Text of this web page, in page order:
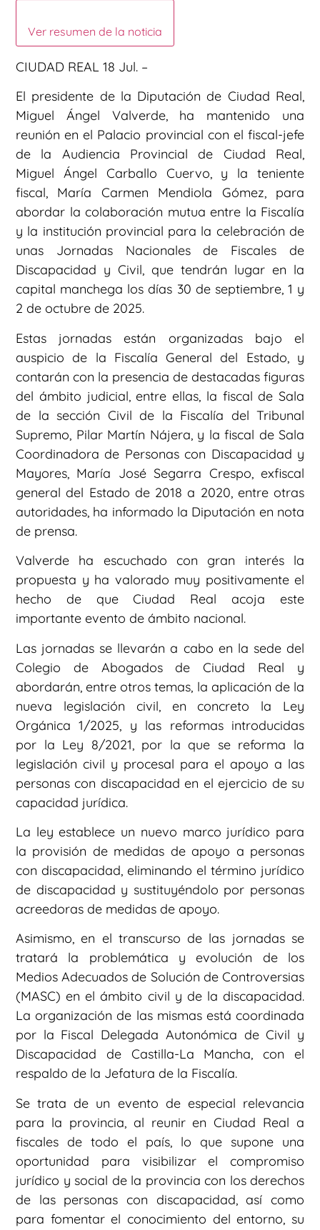
Ver resumen de la noticia
CIUDAD REAL 18 Jul. –
El presidente de la Diputación de Ciudad Real,
Miguel Ángel Valverde, ha mantenido una
reunión en el Palacio provincial con el fiscal-jefe
de la Audiencia Provincial de Ciudad Real,
Miguel Ángel Carballo Cuervo, y la teniente
fiscal, María Carmen Mendiola Gómez, para
abordar la colaboración mutua entre la Fiscalía
y la institución provincial para la celebración de
unas Jornadas Nacionales de Fiscales de
Discapacidad y Civil, que tendrán lugar en la
capital manchega los días 30 de septiembre, 1 y
2 de octubre de 2025.
Estas jornadas están organizadas bajo el
auspicio de la Fiscalía General del Estado, y
contarán con la presencia de destacadas figuras
del ámbito judicial, entre ellas, la fiscal de Sala
de la sección Civil de la Fiscalía del Tribunal
Supremo, Pilar Martín Nájera, y la fiscal de Sala
Coordinadora de Personas con Discapacidad y
Mayores, María José Segarra Crespo, exfiscal
general del Estado de 2018 a 2020, entre otras
autoridades, ha informado la Diputación en nota
de prensa.
Valverde ha escuchado con gran interés la
propuesta y ha valorado muy positivamente el
hecho de que Ciudad Real acoja este
importante evento de ámbito nacional.
Las jornadas se llevarán a cabo en la sede del
Colegio de Abogados de Ciudad Real y
abordarán, entre otros temas, la aplicación de la
nueva legislación civil, en concreto la Ley
Orgánica 1/2025, y las reformas introducidas
por la Ley 8/2021, por la que se reforma la
legislación civil y procesal para el apoyo a las
personas con discapacidad en el ejercicio de su
capacidad jurídica.
La ley establece un nuevo marco jurídico para
la provisión de medidas de apoyo a personas
con discapacidad, eliminando el término jurídico
de discapacidad y sustituyéndolo por personas
acreedoras de medidas de apoyo.
Asimismo, en el transcurso de las jornadas se
tratará la problemática y evolución de los
Medios Adecuados de Solución de Controversias
(MASC) en el ámbito civil y de la discapacidad.
La organización de las mismas está coordinada
por la Fiscal Delegada Autonómica de Civil y
Discapacidad de Castilla-La Mancha, con el
respaldo de la Jefatura de la Fiscalía.
Se trata de un evento de especial relevancia
para la provincia, al reunir en Ciudad Real a
fiscales de todo el país, lo que supone una
oportunidad para visibilizar el compromiso
jurídico y social de la provincia con los derechos
de las personas con discapacidad, así como
para fomentar el conocimiento del entorno, su